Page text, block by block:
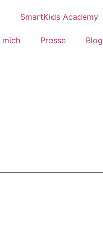
SmartKids Academy
mich Presse Blog